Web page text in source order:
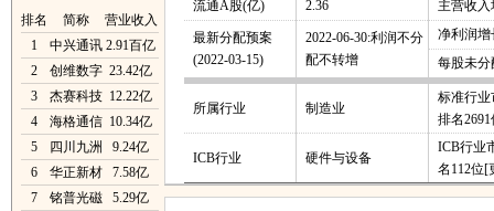
排名 简称
营业收入
1
中兴通讯 2.91百亿
2
创维数字 23.42亿
3
杰赛科技 12.22亿
4
海格通信 10.34亿
5
四川九洲
9.24亿
6
华正新材
7.58亿
7
铭普光磁
5.29亿
流通A股(亿)
2.36 主营收入
最新分配预案
(2022-03-15)
2022-06-30:利润不分
配不转增
净利润增
每股未分
所属行业 制造业
标准行业
排名2691
ICB行业 硬件与设备
ICB行业
名112位[